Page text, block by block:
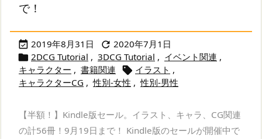
で！
 2019年8月31日  2020年7月1日
 2DCG Tutorial , 3DCG Tutorial , イベント関連 ,
キャラクター , 書籍関連  イラスト ,
キャラクターCG , 性別-女性 , 性別-男性
【半額！】Kindle版セール。イラスト、キャラ、CG関連
の計56冊！9月19日まで！ Kindle版のセールが開催中で